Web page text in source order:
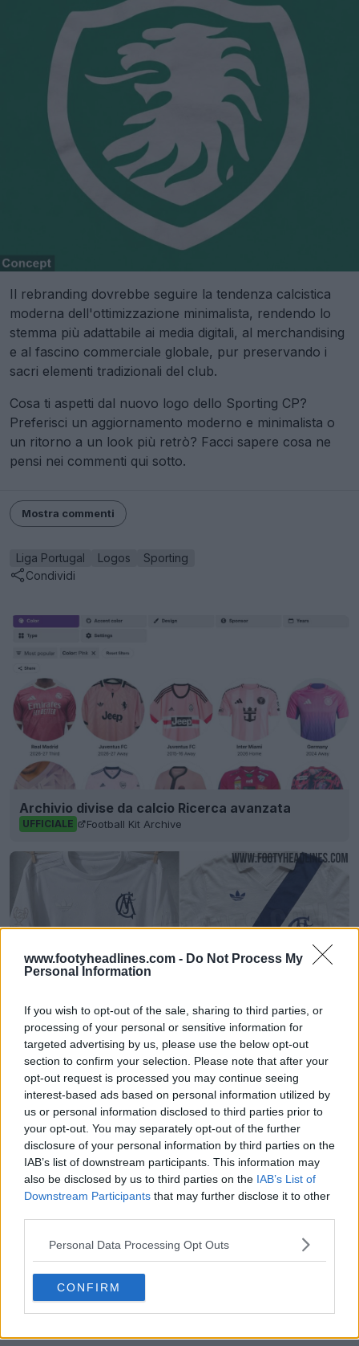
www.footyheadlines.com - Do Not Process My
Personal Information
If you wish to opt-out of the sale, sharing to third parties, or
processing of your personal or sensitive information for
targeted advertising by us, please use the below opt-out
section to confirm your selection. Please note that after your
opt-out request is processed you may continue seeing
interest-based ads based on personal information utilized by
us or personal information disclosed to third parties prior to
your opt-out. You may separately opt-out of the further
disclosure of your personal information by third parties on the
IAB’s list of downstream participants. This information may
also be disclosed by us to third parties on the IAB’s List of
Downstream Participants that may further disclose it to other
Personal Data Processing Opt Outs
CONFIRM
Il rebranding dovrebbe seguire la tendenza calcistica
moderna dell'ottimizzazione minimalista, rendendo lo
stemma più adattabile ai media digitali, al merchandising
e al fascino commerciale globale, pur preservando i
sacri elementi tradizionali del club.
Cosa ti aspetti dal nuovo logo dello Sporting CP?
Preferisci un aggiornamento moderno e minimalista o
un ritorno a un look più retrò? Facci sapere cosa ne
pensi nei commenti qui sotto.
Mostra commenti
Liga Portugal Logos
Sporting
Condividi
Archivio divise da calcio Ricerca avanzata
UFFICIALE Football Kit Archive
È avvenuta la filtrazione della maglia lifestyle del
Real Madrid per il 125° anniversario del 2027
FILTRAZIONE 2 0 0 303 15m